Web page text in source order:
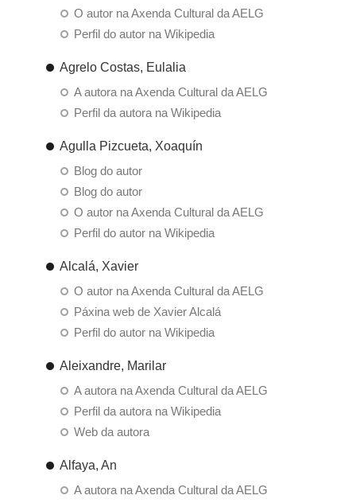
O autor na Axenda Cultural da AELG
Perfil do autor na Wikipedia
Agrelo Costas, Eulalia
A autora na Axenda Cultural da AELG
Perfil da autora na Wikipedia
Agulla Pizcueta, Xoaquín
Blog do autor
Blog do autor
O autor na Axenda Cultural da AELG
Perfil do autor na Wikipedia
Alcalá, Xavier
O autor na Axenda Cultural da AELG
Páxina web de Xavier Alcalá
Perfil do autor na Wikipedia
Aleixandre, Marilar
A autora na Axenda Cultural da AELG
Perfil da autora na Wikipedia
Web da autora
Alfaya, An
A autora na Axenda Cultural da AELG